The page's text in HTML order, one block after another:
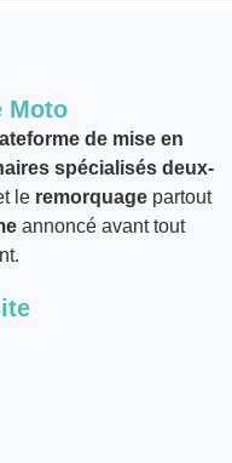
Moto
de mise en
spécialisés deux-
le remorquage partout
annoncé avant tout